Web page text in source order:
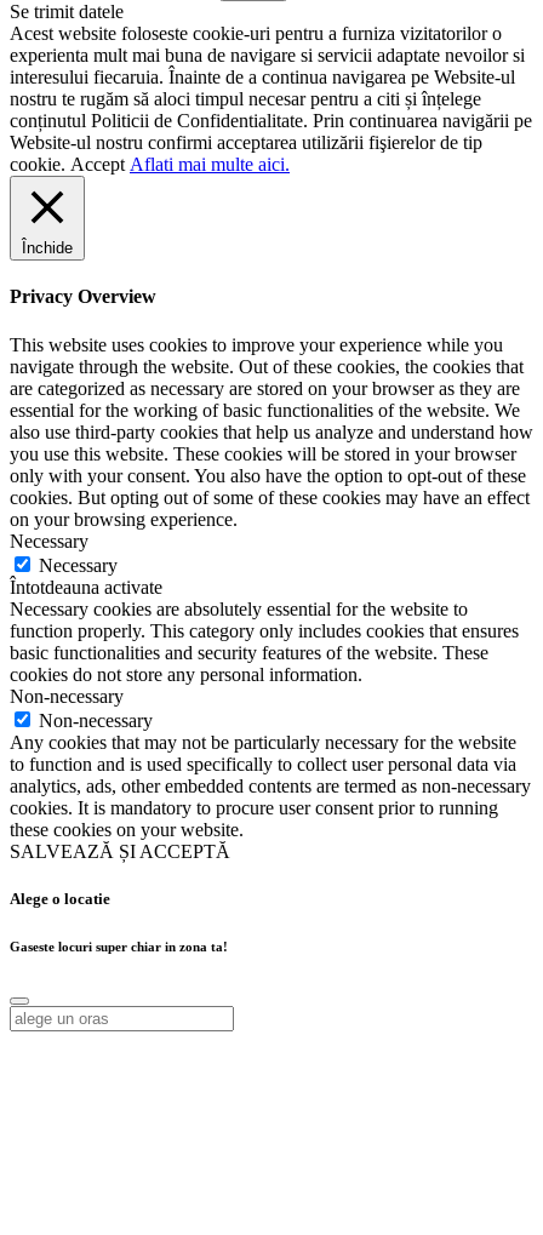
Se trimit datele
Acest website foloseste cookie-uri pentru a furniza vizitatorilor o
experienta mult mai buna de navigare si servicii adaptate nevoilor si
interesului fiecaruia. Înainte de a continua navigarea pe Website-ul
nostru te rugăm să aloci timpul necesar pentru a citi și înțelege
conținutul Politicii de Confidentialitate. Prin continuarea navigării pe
Website-ul nostru confirmi acceptarea utilizării fişierelor de tip
cookie. Accept Aflati mai multe aici.
Închide
Privacy Overview
This website uses cookies to improve your experience while you
navigate through the website. Out of these cookies, the cookies that
are categorized as necessary are stored on your browser as they are
essential for the working of basic functionalities of the website. We
also use third-party cookies that help us analyze and understand how
you use this website. These cookies will be stored in your browser
only with your consent. You also have the option to opt-out of these
cookies. But opting out of some of these cookies may have an effect
on your browsing experience.
Necessary
Necessary
Întotdeauna activate
Necessary cookies are absolutely essential for the website to
function properly. This category only includes cookies that ensures
basic functionalities and security features of the website. These
cookies do not store any personal information.
Non-necessary
Non-necessary
Any cookies that may not be particularly necessary for the website
to function and is used specifically to collect user personal data via
analytics, ads, other embedded contents are termed as non-necessary
cookies. It is mandatory to procure user consent prior to running
these cookies on your website.
SALVEAZĂ ȘI ACCEPTĂ
Alege o locatie
Gaseste locuri super chiar in zona ta!
Alege o locatie